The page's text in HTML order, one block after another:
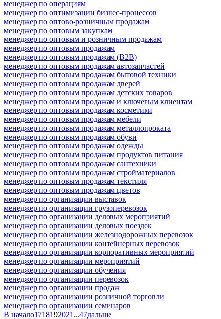
менеджер по операциям
менеджер по оптимизации бизнес-процессов
менеджер по оптово-розничным продажам
менеджер по оптовым закупкам
менеджер по оптовым и розничным продажам
менеджер по оптовым продажам
менеджер по оптовым продажам (B2B)
менеджер по оптовым продажам автозапчастей
менеджер по оптовым продажам бытовой техники
менеджер по оптовым продажам дверей
менеджер по оптовым продажам детских товаров
менеджер по оптовым продажам и ключевым клиентам
менеджер по оптовым продажам косметики
менеджер по оптовым продажам мебели
менеджер по оптовым продажам металлопроката
менеджер по оптовым продажам обуви
менеджер по оптовым продажам одежды
менеджер по оптовым продажам продуктов питания
менеджер по оптовым продажам сантехники
менеджер по оптовым продажам стройматериалов
менеджер по оптовым продажам текстиля
менеджер по оптовым продажам цветов
менеджер по организации выставок
менеджер по организации грузоперевозок
менеджер по организации деловых мероприятий
менеджер по организации деловых поездок
менеджер по организации железнодорожных перевозок
менеджер по организации контейнерных перевозок
менеджер по организации корпоративных мероприятий
менеджер по организации мероприятий
менеджер по организации обучения
менеджер по организации перевозок
менеджер по организации продаж
менеджер по организации розничной торговли
менеджер по организации семинаров
В начало1718192021 ...47дальше